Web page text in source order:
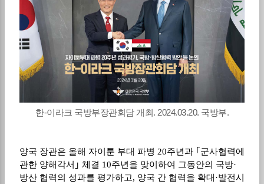
한-이라크 국방부장관회담 개최. 2024.03.20. 국방부.
양국 장관은 올해 자이툰 부대 파병 20주년과 ｢ 군사협력에
관한 양해각서 ｣ 체결 10주년을 맞이하여 그동안의 국방·
방산 협력의 성과를 평가하고, 양국 간 협력을 확대 ·발전시